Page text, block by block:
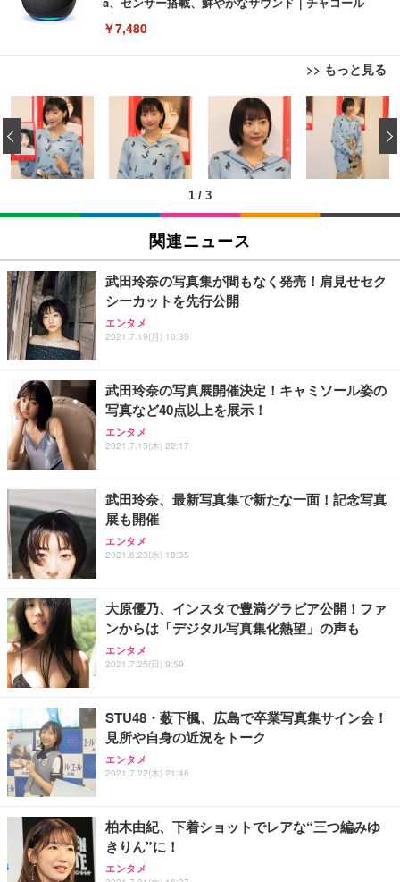
￥7,480
>> もっと見る
[EdoErgo] オフィスチェア 椅子 テレワーク 疲れな
い 跳ね上げ式アームレスト コンパクト 約105度ロッ
キング pc 事務椅子 360度回転 座面昇降 強化ナイロ
ン樹脂ベース 通気性メッシュ 在宅ワーク H-WY01
(黒網+黒枠+黒足)
￥5,699
SIHOO B100 オフィスチェア／デスクチェア メッシ
ュチェア 人間工学 疲れない ブラック
￥27,999
Sezlife オフィスチェア デスクチェア 疲れない テレ
ワーク チェア 強化バックレスト 30度ロッキング機
能 人間工学 椅子 腰サポート 90度跳ね上げ式アーム
務用 おしゃれ パソコンチェア (ブラック)
Sezlife オフィスチェア デスクチェア 疲れない テレ
ワーク チェア 強化バックレスト 30度ロッキング機
能 人間工学 椅子 腰サポート 90度跳ね上げ式アーム
務用 おしゃれ パソコンチェア (ホワイト)
ANDWINT オフィスチェア デスクチェア 肘なし メ
ッシュ 通気性 ランバーサポート付き 腰サポート ガ
ス圧無段階昇降 360度回転 キャスター付き コンパク
EIZO ビジネス向けプレミアムモニター | FlexScan
EV3240X-WT | 31.5型4K UHD・USB Type-C・ホワ
イト
￥105,595
EIZO ビジネス向けプレミアムモニター | FlexScan
￥109,572
【純正品】27"ゲーミングモニター DualSense 充電
フック付き（CFI-ZDM1J）
【整備済み品】Dell E2724HS 27インチ 液晶モニタ
ー フルHD（1920×1080）VA 非光沢 HDMI/DisplayP
ort/VGA スピーカー内蔵 高さ調整 スイベル VESA対
【MiniLED/24.5inch/280Hz/FHD】GRAPHT THE S
HOOTER Gaming Monitor 24” Essential ゲーミン
グモニター QD 24.5インチ 1ms FHD 量子ドット 残
Amazonベーシック ペットシーツ 薄型 レギュラー 1
回使い捨て 無香料 ホワイト 300枚
￥3,373
Amazonベーシック ペットシーツ 厚型 ワイド 42枚
x2袋(84枚) ホワイト(吸収面:ライトブルー)
￥3,234
ネオ・ルーライフ ネオ・オムツ L 中型犬用 26枚入
り 単品
Smart Basic(スマートベーシック) 【Amazon.co.jp
限定】 Smart Basic アイリスオーヤマ ペットシーツ
超厚型 お徳用 ワイド 100枚入 (x 1) (ケース販売)
アイリスオーヤマ ペットシーツ 超厚型 お徳用 レギ
ュラー 200枚入【Amazon.co.jp限定】
1 / 3
‹
関連ニュース
武田玲奈の写真集が間もなく発売！肩見せセク
シーカットを先行公開
エンタメ
2021.7.19(月) 10:39
武田玲奈の写真展開催決定！キャミソール姿の
写真など40点以上を展示！
エンタメ
2021.7.15(木) 22:17
武田玲奈、最新写真集で新たな一面！記念写真
展も開催
エンタメ
2021.6.23(水) 18:35
大原優乃、インスタで豊満グラビア公開！ファ
ンからは「デジタル写真集化熱望」の声も
エンタメ
2021.7.25(日) 9:59
STU48・薮下楓、広島で卒業写真集サイン会！
見所や自身の近況をトーク
エンタメ
2021.7.22(木) 21:46
柏木由紀、下着ショットでレアな“三つ編みゆ
きりん”に！
エンタメ